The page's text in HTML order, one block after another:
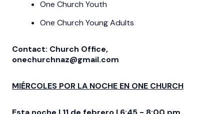
One Church Youth
One Church Young Adults
Contact: Church Office,
onechurchnaz@gmail.com
MIÉRCOLES POR LA NOCHE EN ONE CHURCH